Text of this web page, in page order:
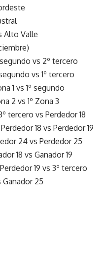
Alto Valle
vs 2º tercero
vs 1º tercero
1 vs 1º segundo
2 vs 1º Zona 3
tercero vs Perdedor 18
18 vs Perdedor 19
24 vs Perdedor 25
18 vs Ganador 19
19 vs 3º tercero
Ganador 25